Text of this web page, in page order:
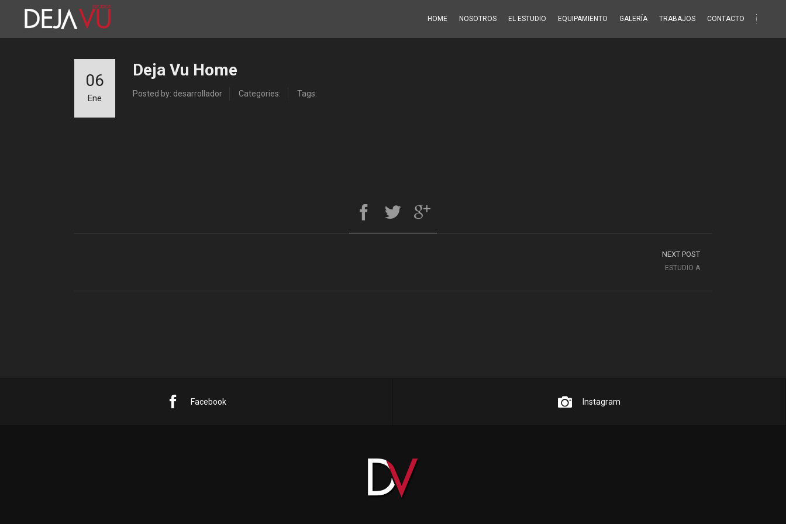
HOME NOSOTROS EL ESTUDIO EQUIPAMIENTO GALERÍA TRABAJOS CONTACTO
Deja Vu Home
Posted by: desarrollador Categories: Tags:
06
Ene
NEXT POST
ESTUDIO A
Facebook Instagram